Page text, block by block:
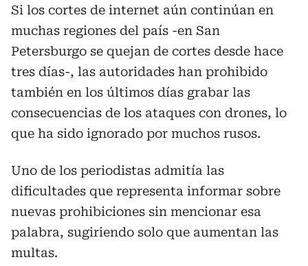
Si los cortes de internet aún continúan en
muchas regiones del país -en San
Petersburgo se quejan de cortes desde hace
tres días-, las autoridades han prohibido
también en los últimos días grabar las
consecuencias de los ataques con drones, lo
que ha sido ignorado por muchos rusos.
Uno de los periodistas admitía las
dificultades que representa informar sobre
nuevas prohibiciones sin mencionar esa
palabra, sugiriendo solo que aumentan las
multas.